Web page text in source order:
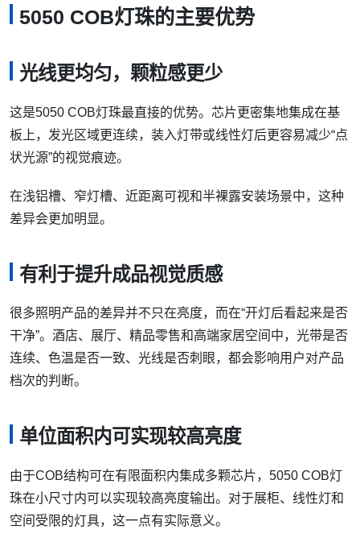
5050 COB灯珠的主要优势
光线更均匀，颗粒感更少
这是5050 COB灯珠最直接的优势。芯片更密集地集成在基
板上，发光区域更连续，装入灯带或线性灯后更容易减少“点
状光源”的视觉痕迹。
在浅铝槽、窄灯槽、近距离可视和半裸露安装场景中，这种
差异会更加明显。
有利于提升成品视觉质感
很多照明产品的差异并不只在亮度，而在“开灯后看起来是否
干净”。酒店、展厅、精品零售和高端家居空间中，光带是否
连续、色温是否一致、光线是否刺眼，都会影响用户对产品
档次的判断。
单位面积内可实现较高亮度
由于COB结构可在有限面积内集成多颗芯片，5050 COB灯
珠在小尺寸内可以实现较高亮度输出。对于展柜、线性灯和
空间受限的灯具，这一点有实际意义。